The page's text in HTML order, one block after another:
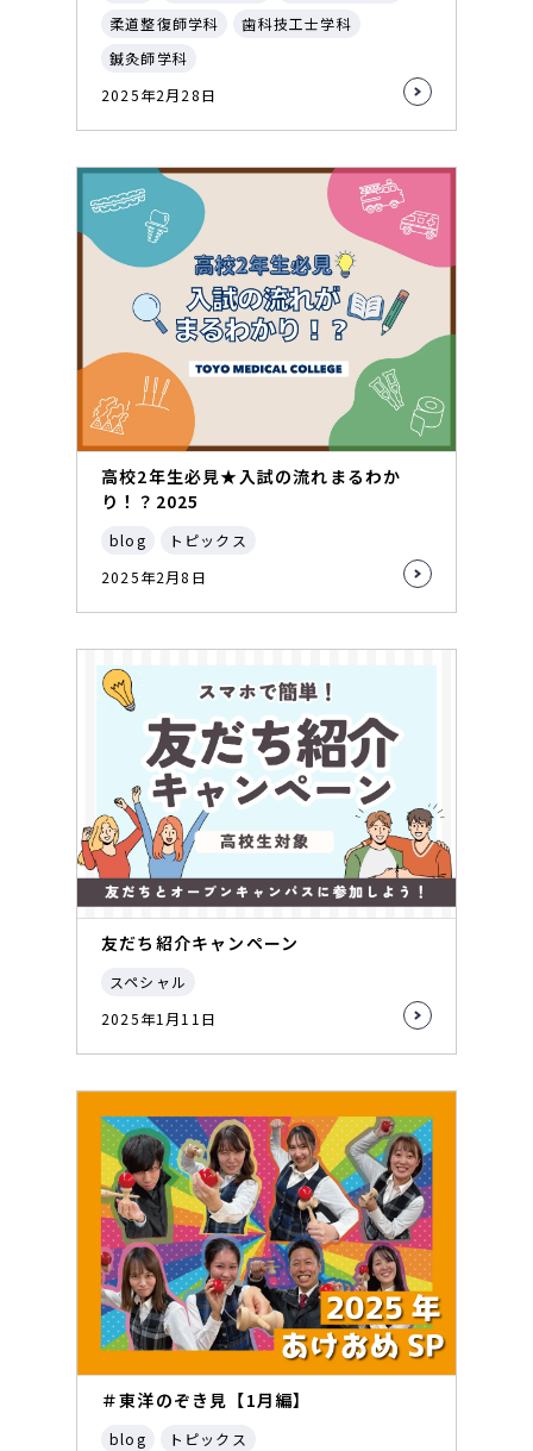
柔道整復師学科
歯科技工士学科
鍼灸師学科
2025年2月28日
高校2年生必見★入試の流れまるわか
り！？2025
blog
トピックス
2025年2月8日
友だち紹介キャンペーン
スペシャル
2025年1月11日
＃東洋のぞき見【1月編】
blog
トピックス